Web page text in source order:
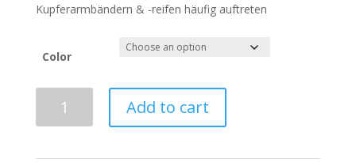
Kupferarmbändern & -reifen häufig auftreten
Color
LifeStyle
Add to cart